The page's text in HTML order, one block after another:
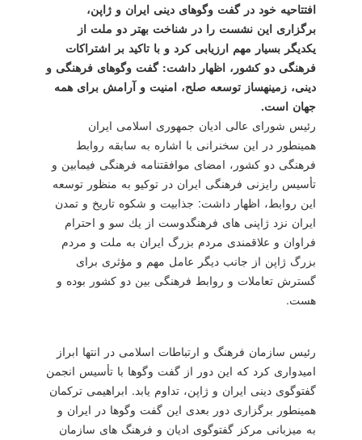
افتتاحیه خود در گفت وگوهای دینی ایران و ژاپن،
برگزاری این نشست را در شناخت بهتر دو ملت از
یكدیگر بسیار مهم ارزیابی كرد و با تاكید بر اشتراكات
فرهنگی دو كشور، اظهار داشت: گفت وگوهای فرهنگی و
دینی، زمینه‎ساز توسعه صلح، امنیت و آرامش برای همه
جهان است.
رئیس شورای عالی ادیان جمهوری اسلامی ایران
همینطور در این سخنرانی با اشاره به سابقه روابط
فرهنگی دو كشور، امضای موافقتنامه فرهنگی فیمابین و
تأسیس رایزنی فرهنگی ایران در توكیو به منظور توسعه
این روابط، اظهار داشت: جذابیت و شكوه تاریخ و تمدن
ایران نزد ژاپنی های فرهنگ‎دوست از یك سو و احترام
فراوان و علاقمندی مردم بزرگ ایران به ملت و مردم
بزرگ ژاپن از جانب دیگر عامل مهم و مؤثری برای
گسترش تعاملات و روابط فرهنگی بین دو كشور بوده و
هست.
رئیس سازمان فرهنگ و ارتباطات اسلامی در انتها ابراز
امیدواری كرد كه این دور از گفت وگوها با تأسیس انجمن
گفت‎وگوی دینی ایران و ژاپن، تداوم یابد. ابراهیمی تركمان
همینطور برگزاری دور بعدی این گفت وگوها در ایران و
به میزبانی مركز گفت‏وگوی ادیان و فرهنگ های سازمان